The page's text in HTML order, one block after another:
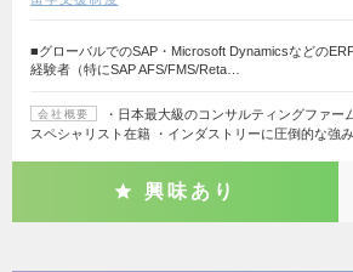
■グローバルでのSAP・Microsoft Dynamicsなどの
経験者（特にSAP AFS/FMS/Reta…
会社概要
・日本最大級のコンサルティングファ
スペシャリスト在籍 ・インダストリーに圧倒的な強
興味あり